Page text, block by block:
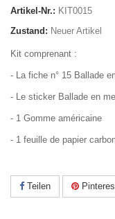
Artikel-Nr.: KIT0015
Zustand: Neuer Artikel
Kit comprenant :
- La fiche n° 15 Ballade
- Le sticker Ballade en
- 1 Gomme américaine
- 1 feuille de papier
Teilen